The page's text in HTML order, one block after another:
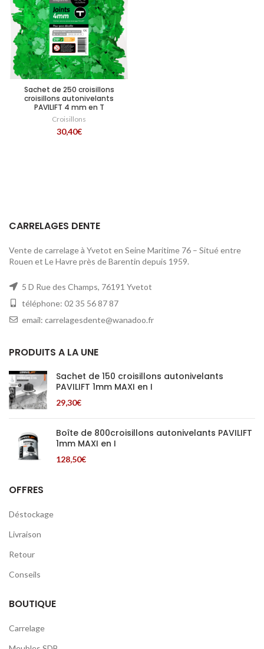
Sachet de 250 croisillons
croisillons autonivelants
PAVILIFT 4 mm en T
Croisillons
30,40€
CARRELAGES DENTE
Vente de carrelage à Yvetot en Seine Maritime 76 – Situé entre
Rouen et Le Havre près de Barentin depuis 1959.
5 D Rue des Champs, 76191 Yvetot
téléphone: 02 35 56 87 87
email: carrelagesdente@wanadoo.fr
PRODUITS A LA UNE
Sachet de 150 croisillons autonivelants
PAVILIFT 1mm MAXI en I
29,30€
Boîte de 800croisillons autonivelants PAVILIFT
1mm MAXI en I
128,50€
OFFRES
Déstockage
Livraison
Retour
Conseils
BOUTIQUE
Carrelage